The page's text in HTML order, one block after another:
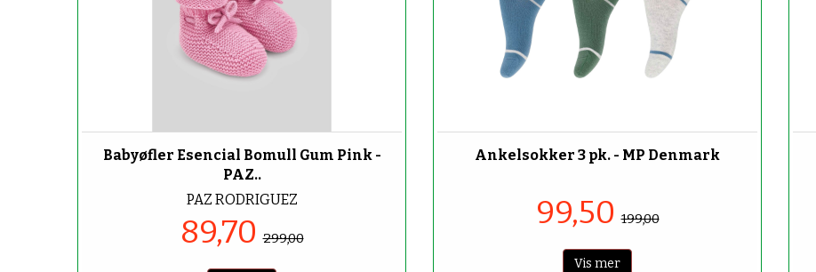
Babyøfler Esencial Bomull Gum Pink -
PAZ..
PAZ RODRIGUEZ
89,70299,00
Ankelsokker 3 pk. - MP Denmark
99,50199,00
Vis mer